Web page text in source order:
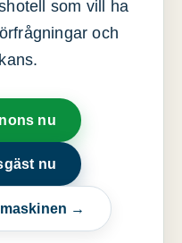
som vill ha
och
nu
nu
→